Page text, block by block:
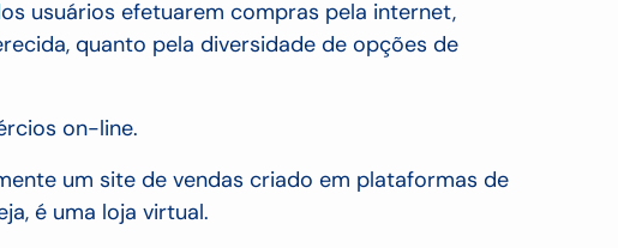
usuários efetuarem compras pela internet,
quanto pela diversidade de opções de
on-line.
um site de vendas criado em plataformas de
é uma loja virtual.